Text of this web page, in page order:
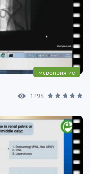
мероприятие
1298